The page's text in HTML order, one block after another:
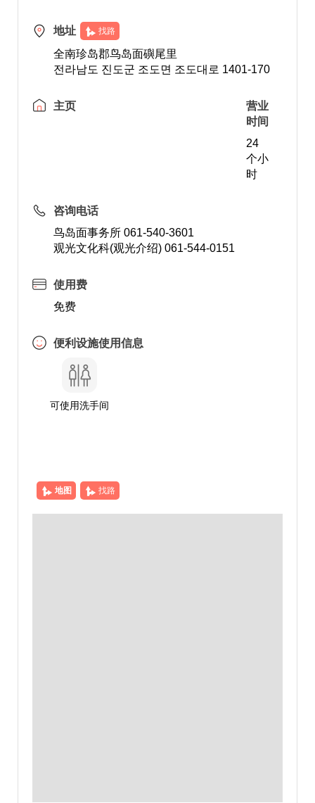
地址 找路
全南珍岛郡鸟岛面礖尾里
전라남도 진도군 조도면 조도대로 1401-170
主页
营业
时间
24
个小
时
咨询电话
鸟岛面事务所 061-540-3601
观光文化科(观光介绍) 061-544-0151
使用费
免费
便利设施使用信息
可使用洗手间
地图 找路